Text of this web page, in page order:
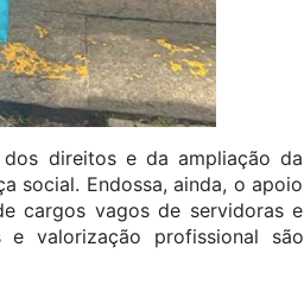
direitos e da ampliação da
social. Endossa, ainda, o apoio
cargos vagos de servidoras e
e valorização profissional são